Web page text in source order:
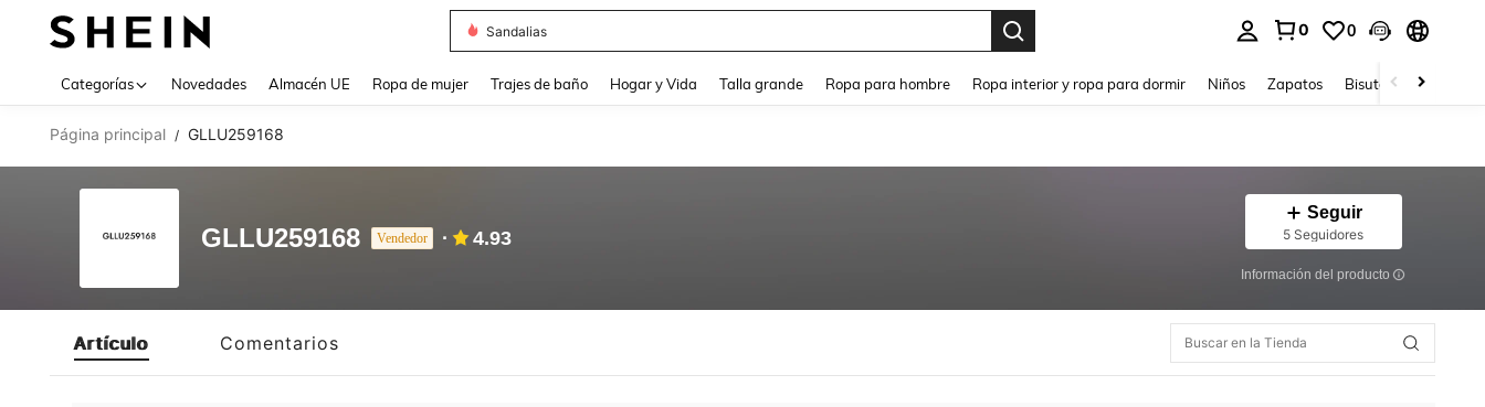
Sandalias
0 0
Categorías Novedades Almacén UE Ropa de mujer Trajes de baño Hogar y Vida Talla grande Ropa para hombre Ropa interior y ropa para dormir Niños Zapatos Bisutería Y
Página principal / GLLU259168
GLLU259168 Vendedor 4.93
Seguir
5 Seguidores
Información del producto
Artículo Comentarios